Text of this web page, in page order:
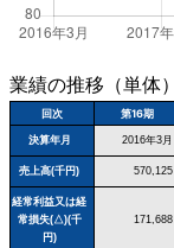
業績の推移（単体）
回次 第16期
決算年月 2016年3月
売上高(千円) 570,125
経常利益又は経
常損失(△)(千
円)
171,688